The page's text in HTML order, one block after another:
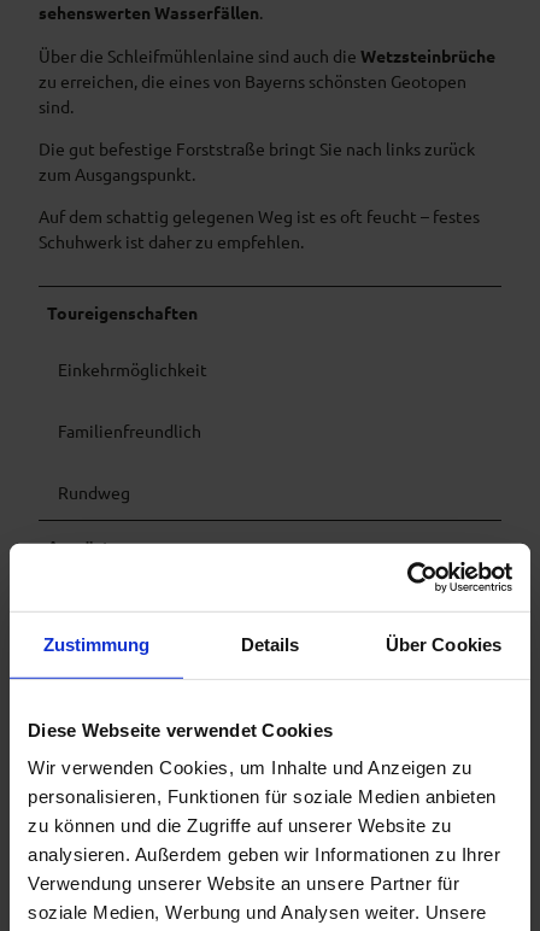
Zustimmung Details Über Cookies
Diese Webseite verwendet Cookies
Wir verwenden Cookies, um Inhalte und Anzeigen zu
personalisieren, Funktionen für soziale Medien anbieten
zu können und die Zugriffe auf unserer Website zu
analysieren. Außerdem geben wir Informationen zu Ihrer
Verwendung unserer Website an unsere Partner für
soziale Medien, Werbung und Analysen weiter. Unsere
sehenswerten Wasserfällen.
Über die Schleifmühlenlaine sind auch die Wetzsteinbrüche
zu erreichen, die eines von Bayerns schönsten Geotopen
sind.
Die gut befestige Forststraße bringt Sie nach links zurück
zum Ausgangspunkt.
Auf dem schattig gelegenen Weg ist es oft feucht – festes
Schuhwerk ist daher zu empfehlen.
Toureigenschaften
Einkehrmöglichkeit
Familienfreundlich
Rundweg
Ausrüstung
namhafter Hersteller ausgiebig testen, bevor Du Dich für
einen Kauf entscheidest. Lass Dich von unserem Team
erleben. Unsere Naturpark Teststubnfindest Du in den
Kohlgrubund im Drahtesel Verleih Lukas Spindlerin
Oberammergau.
Mehr Informationen:www.ammergauer-alpen.de/teststubn
Anreise & Parken